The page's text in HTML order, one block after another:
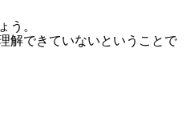
う。
解できていないということで